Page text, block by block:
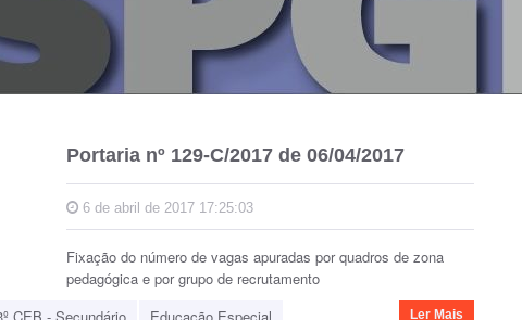
Portaria nº 129-C/2017 de 06/04/2017
6 de abril de 2017 17:25:03
Fixação do número de vagas apuradas por quadros de zona
pedagógica e por grupo de recrutamento
Ler Mais